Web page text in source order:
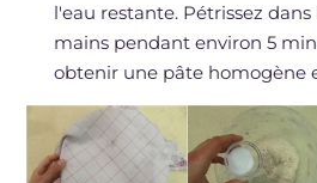
l'eau restante. Pétrissez dans
mains pendant environ 5
obtenir une pâte homogène